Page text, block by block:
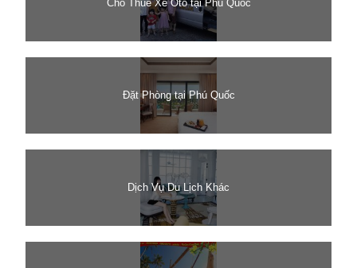
Cho Thuê Xe Oto tại Phú Quốc
Đặt Phòng tại Phú Quốc
Dịch Vụ Du Lịch Khác